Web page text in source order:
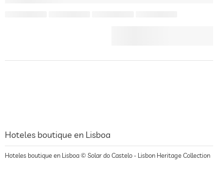
Hoteles boutique en Lisboa
Hoteles boutique en Lisboa © Solar do Castelo - Lisbon Heritage Collection